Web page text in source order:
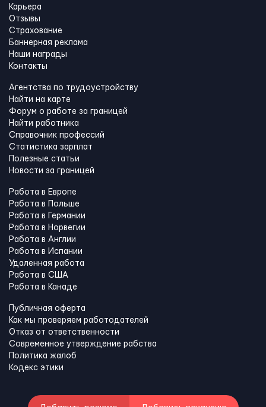
Карьера
Отзывы
Страхование
Баннерная реклама
Наши награды
Контакты
Агентства по трудоустройству
Найти на карте
Форум о работе за границей
Найти работника
Справочник профессий
Статистика зарплат
Полезные статьи
Новости за границей
Работа в Европе
Работа в Польше
Работа в Германии
Работа в Норвегии
Работа в Англии
Работа в Испании
Удаленная работа
Работа в США
Работа в Канадe
Публичная оферта
Как мы проверяем работодателей
Отказ от ответственности
Современное утверждение рабства
Политика жалоб
Кодекс этики